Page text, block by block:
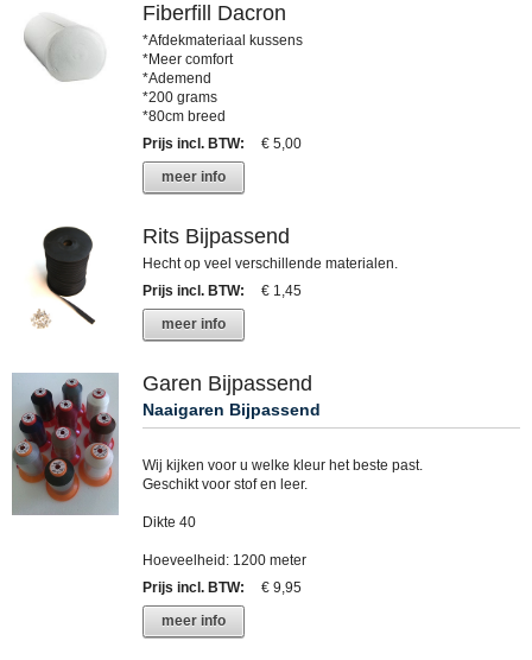
Fiberfill Dacron
*Afdekmateriaal kussens
*Meer comfort
*Ademend
*200 grams
*80cm breed
Prijs incl. BTW:
€ 5,00
meer info
Rits Bijpassend
Hecht op veel verschillende materialen.
Prijs incl. BTW:
€ 1,45
meer info
Garen Bijpassend
Naaigaren Bijpassend
Wij kijken voor u welke kleur het beste past.
Geschikt voor stof en leer.
Dikte 40
Hoeveelheid: 1200 meter
Prijs incl. BTW:
€ 9,95
meer info